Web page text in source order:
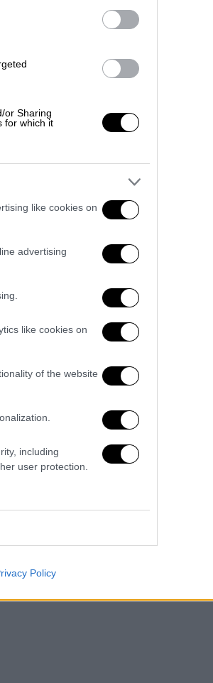
or Sharing
for which it
like cookies on
advertising
like cookies on
of the website
including
user protection.
Policy
χώρο
μεγάλη
ούτε ο
είχα
4,5
είχε